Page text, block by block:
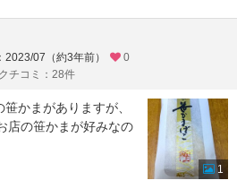
2023/07（約3年前）
0
チコミ：28件
かまがありますが、
店の笹かまが好みなの
1